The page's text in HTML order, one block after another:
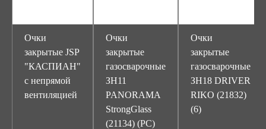
Очки
закрытые JSP
"КАСПИАН"
с непрямой
вентиляцией
Очки
закрытые
газосварочные
ЗН11
PANORAMA
StrongGlass
(21134) (PC)
Очки
закрытые
газосварочные
ЗН18 DRIVER
RIKO (21832)
(6)